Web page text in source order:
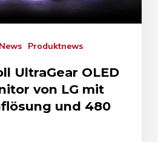
News Produktnews
UltraGear OLED
von LG mit
und 480